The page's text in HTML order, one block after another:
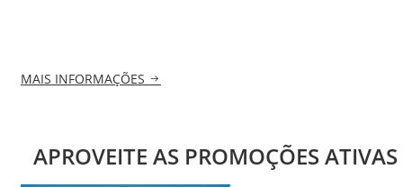
MAIS INFORMAÇÕES
APROVEITE AS PROMOÇÕES ATIVAS